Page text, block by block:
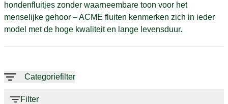
hondenfluitjes zonder waarneembare toon voor het
menselijke gehoor – ACME fluiten kenmerken zich in ieder
model met de hoge kwaliteit en lange levensduur.
Categoriefilter
Filter